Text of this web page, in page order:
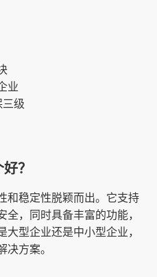
业
三级
？
和稳定性脱颖而出。它支持
，同时具备丰富的功能，
大型企业还是中小型企业，
决方案。